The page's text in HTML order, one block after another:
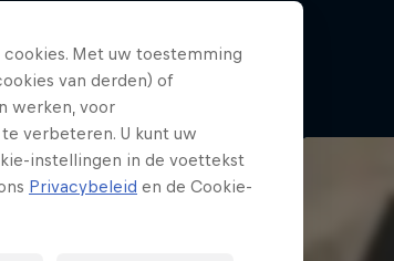
Met uw toestemming
van derden) of
werken, voor
verbeteren. U kunt uw
instellingen in de voettekst
Privacybeleid en de Cookie-